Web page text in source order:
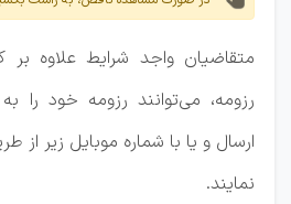
متقاضیان واجد شرایط علاوه
رزومه، می‌توانند رزومه خود را
ارسال و یا با شماره موبایل زیر
نمایند.